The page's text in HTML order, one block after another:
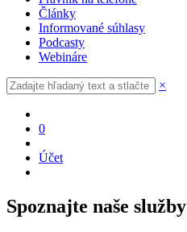
Články
Informované súhlasy
Podcasty
Webináre
×
0
Účet
Spoznajte naše služby